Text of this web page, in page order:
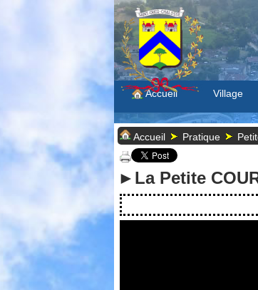
Accueil Village
Accueil Pratique
►La Petite